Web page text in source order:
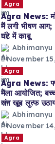
Agra
Agra News:
में लगी भीषण आग;
घंटे में काबू
Abhimanyu
November
Agra
Agra News:
मेला आयोजित;
संग खूब लुत्फ
Abhimanyu
November
Agra